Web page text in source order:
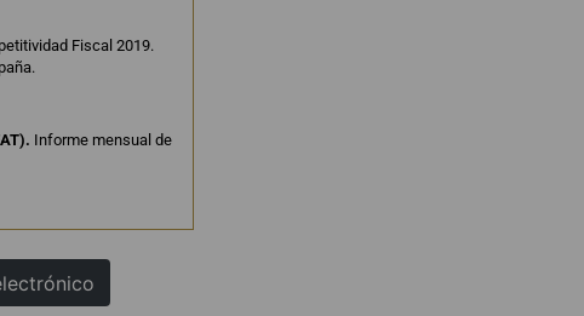
Fiscal 2019.
Informe mensual de